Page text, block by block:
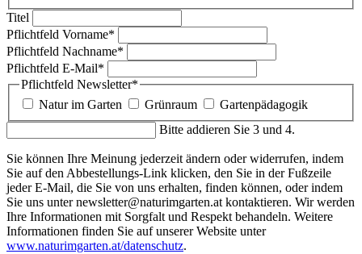
Titel
Pflichtfeld Vorname*
Pflichtfeld Nachname*
Pflichtfeld E-Mail*
Pflichtfeld Newsletter*
Natur im Garten
Grünraum
Gartenpädagogik
Bitte addieren Sie 3 und 4.
Sie können Ihre Meinung jederzeit ändern oder widerrufen, indem
Sie auf den Abbestellungs-Link klicken, den Sie in der Fußzeile
jeder E-Mail, die Sie von uns erhalten, finden können, oder indem
Sie uns unter newsletter@naturimgarten.at kontaktieren. Wir werden
Ihre Informationen mit Sorgfalt und Respekt behandeln. Weitere
Informationen finden Sie auf unserer Website unter
www.naturimgarten.at/datenschutz.